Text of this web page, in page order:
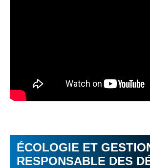
ÉCOLOGIE ET
RESPONSABLE DES